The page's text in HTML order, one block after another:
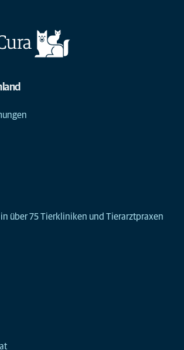
über 75 Tierkliniken und Tierarztpraxen